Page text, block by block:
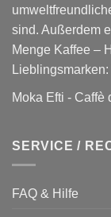
sind. Außerdem
Menge Kaffee –
Lieblingsmarken:
Moka Efti - Caffè
SERVICE /
FAQ & Hilfe